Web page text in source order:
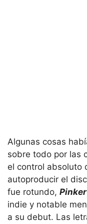
Algunas cosas
sobre todo por las
el control absoluto
autoproducir el
fue rotundo,
indie y notable
a su debut. Las